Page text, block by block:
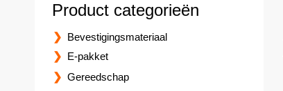
Product categorieën
Bevestigingsmateriaal
E-pakket
Gereedschap